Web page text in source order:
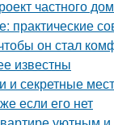
частного
практические
он стал
известны
и секретные
если его нет